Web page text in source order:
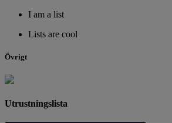
I am a list
Lists are cool
Övrigt
Utrustningslista